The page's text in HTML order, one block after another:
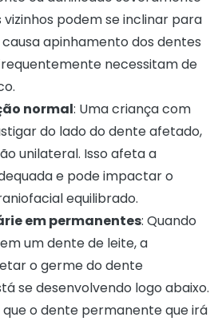
podem se inclinar para
causa apinhamento dos dentes
necessitam de
normal: Uma criança com
do lado do dente afetado,
unilateral. Isso afeta a
e pode impactar o
equilibrado.
em permanentes: Quando
um dente de leite, a
o germe do dente
se desenvolvendo logo abaixo.
que o dente permanente que irá